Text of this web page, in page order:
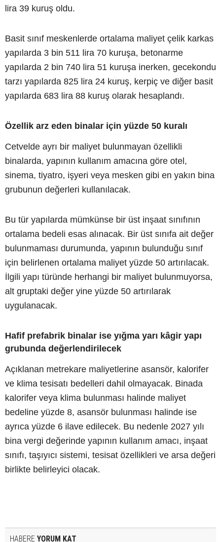
lira 39 kuruş oldu.
Basit sınıf meskenlerde ortalama maliyet çelik karkas
yapılarda 3 bin 511 lira 70 kuruşa, betonarme
yapılarda 2 bin 740 lira 51 kuruşa inerken, gecekondu
tarzı yapılarda 825 lira 24 kuruş, kerpiç ve diğer basit
yapılarda 683 lira 88 kuruş olarak hesaplandı.
Özellik arz eden binalar için yüzde 50 kuralı
Cetvelde ayrı bir maliyet bulunmayan özellikli
binalarda, yapının kullanım amacına göre otel,
sinema, tiyatro, işyeri veya mesken gibi en yakın bina
grubunun değerleri kullanılacak.
Bu tür yapılarda mümkünse bir üst inşaat sınıfının
ortalama bedeli esas alınacak. Bir üst sınıfa ait değer
bulunmaması durumunda, yapının bulunduğu sınıf
için belirlenen ortalama maliyet yüzde 50 artırılacak.
İlgili yapı türünde herhangi bir maliyet bulunmuyorsa,
alt gruptaki değer yine yüzde 50 artırılarak
uygulanacak.
Hafif prefabrik binalar ise yığma yarı kâgir yapı
grubunda değerlendirilecek
Açıklanan metrekare maliyetlerine asansör, kalorifer
ve klima tesisatı bedelleri dahil olmayacak. Binada
kalorifer veya klima bulunması halinde maliyet
bedeline yüzde 8, asansör bulunması halinde ise
ayrıca yüzde 6 ilave edilecek. Bu nedenle 2027 yılı
bina vergi değerinde yapının kullanım amacı, inşaat
sınıfı, taşıyıcı sistemi, tesisat özellikleri ve arsa değeri
birlikte belirleyici olacak.
HABERE YORUM KAT